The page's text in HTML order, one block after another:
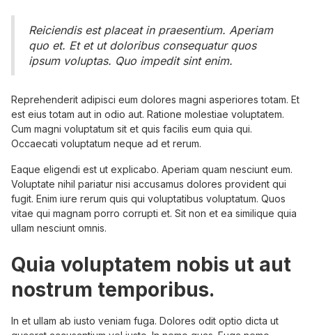
Reiciendis est placeat in praesentium. Aperiam
quo et. Et et ut doloribus consequatur quos
ipsum voluptas. Quo impedit sint enim.
Reprehenderit adipisci eum dolores magni asperiores totam. Et
est eius totam aut in odio aut. Ratione molestiae voluptatem.
Cum magni voluptatum sit et quis facilis eum quia qui.
Occaecati voluptatum neque ad et rerum.
Eaque eligendi est ut explicabo. Aperiam quam nesciunt eum.
Voluptate nihil pariatur nisi accusamus dolores provident qui
fugit. Enim iure rerum quis qui voluptatibus voluptatum. Quos
vitae qui magnam porro corrupti et. Sit non et ea similique quia
ullam nesciunt omnis.
Quia voluptatem nobis ut aut
nostrum temporibus.
In et ullam ab iusto veniam fuga. Dolores odit optio dicta ut